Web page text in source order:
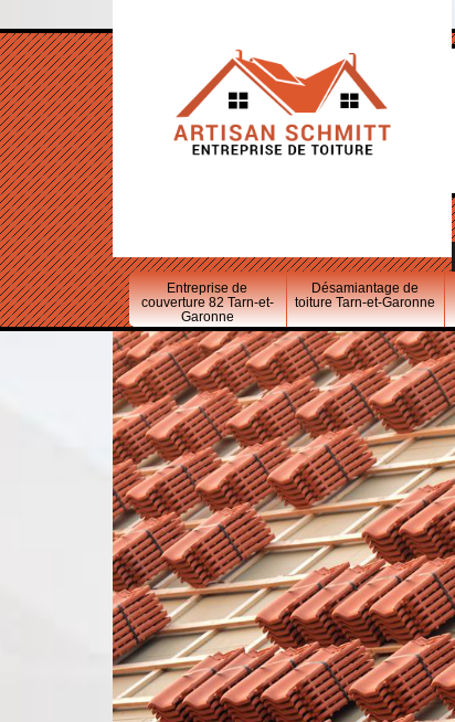
Entreprise de
couverture 82 Tarn-et-
Garonne
Désamiantage de
toiture Tarn-et-Garonne